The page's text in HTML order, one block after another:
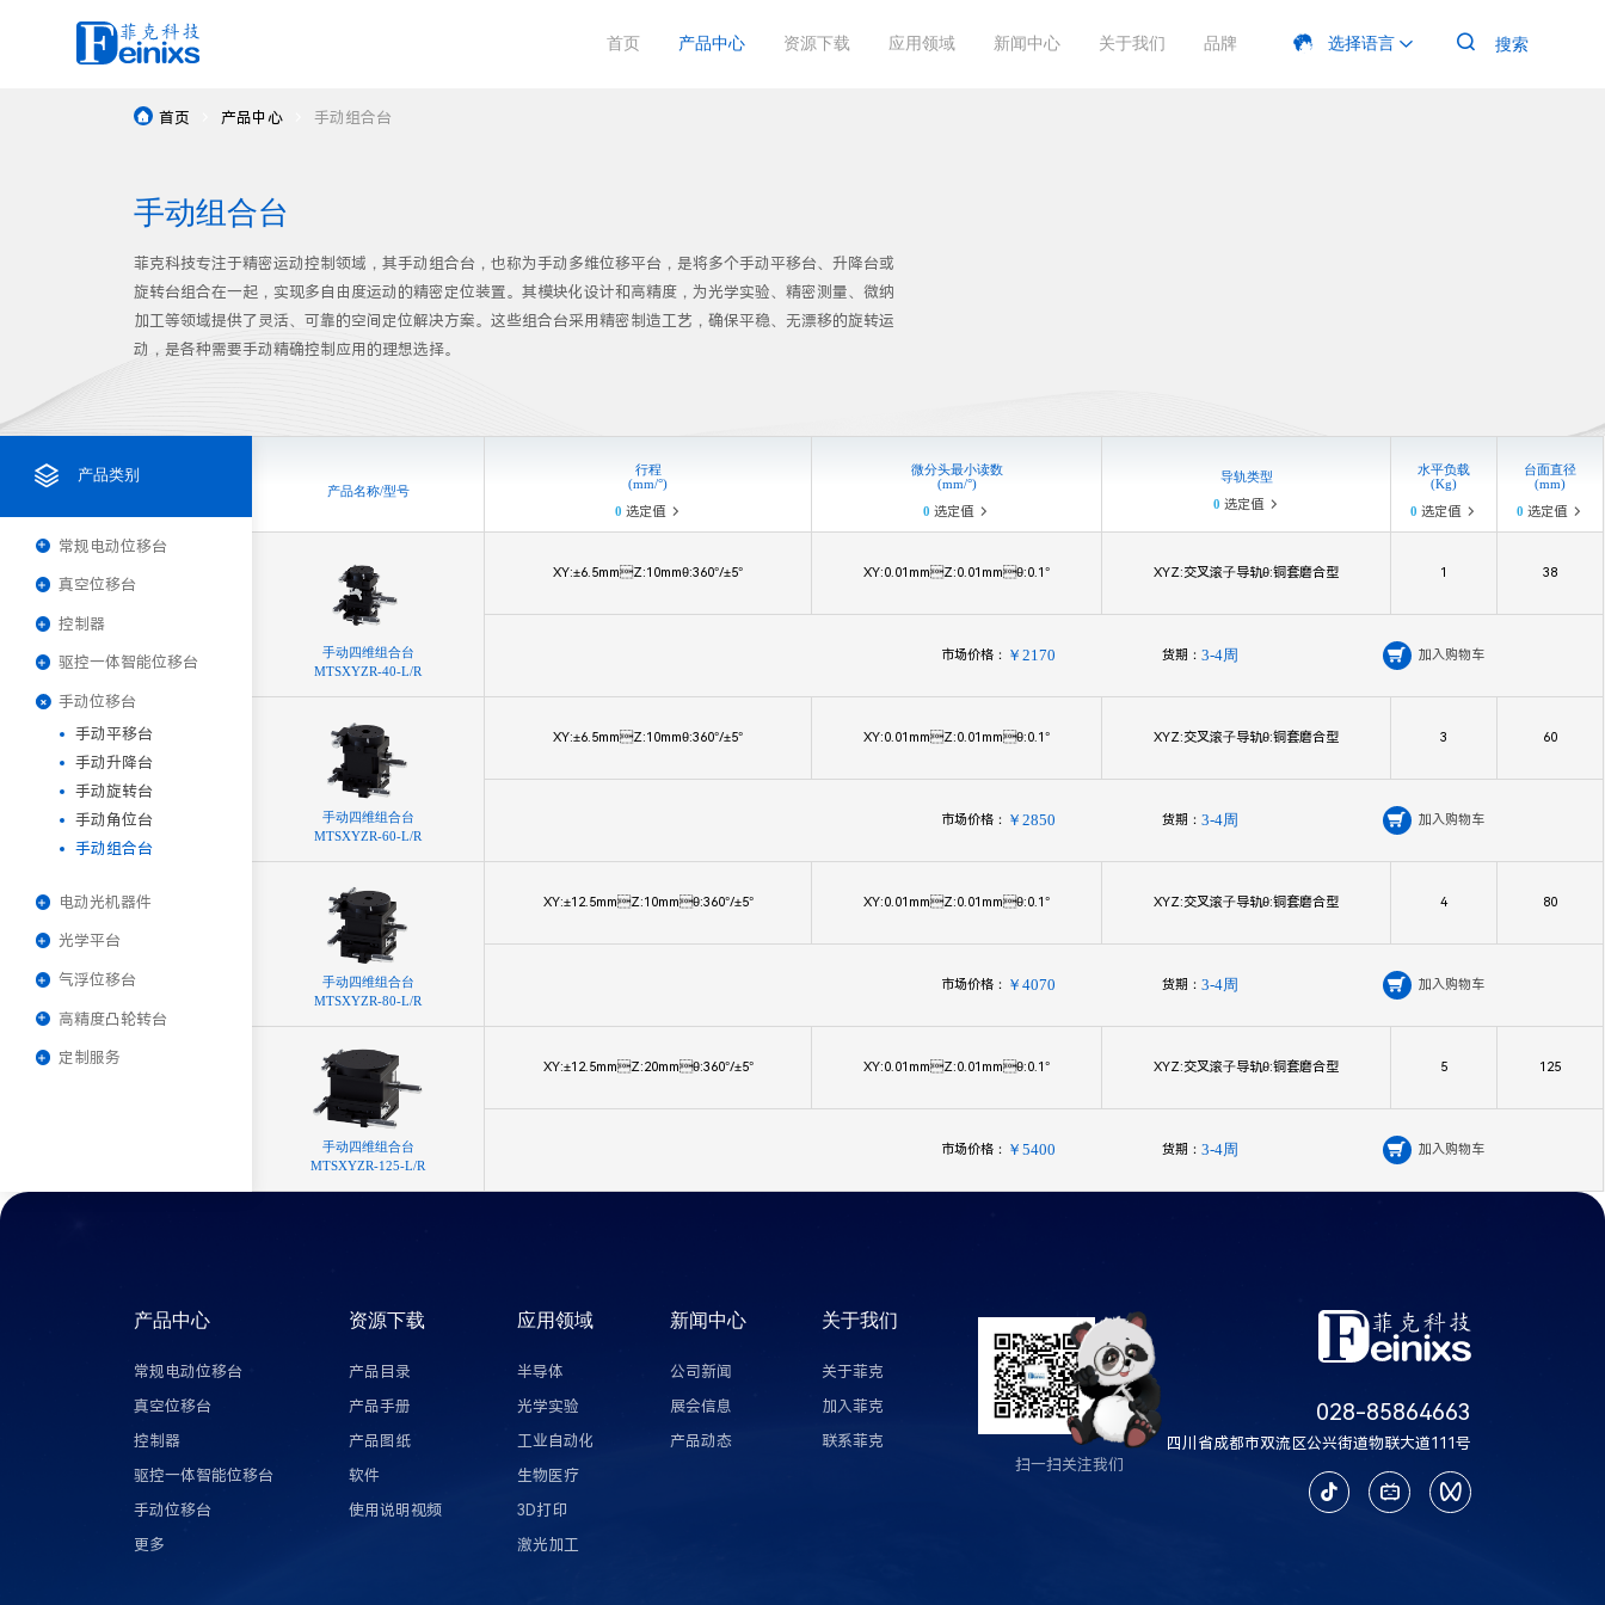
首页 产品中心
常规电动位移台
控制器
手动位移台
高精度凸轮转台
电动直驱旋转台
电动二维扫描台
资源下载
资源下载
应用领域
应用领域
新闻中心
新闻中心
关于我们
关于我们
品牌
品牌
选择语言   搜索
 首页 产品中心 手动组合台
手动组合台
菲克科技专注于精密运动控制领域，其手动组合台，也称为手动多维位移平台，是将多个手动平移台、升降台或
旋转台组合在一起，实现多自由度运动的精密定位装置。其模块化设计和高精度，为光学实验、精密测量、微纳
加工等领域提供了灵活、可靠的空间定位解决方案。这些组合台采用精密制造工艺，确保平稳、无漂移的旋转运
动，是各种需要手动精确控制应用的理想选择。
 产品类别
常规电动位移台
真空位移台
控制器
驱控一体智能位移台
手动位移台
手动平移台
手动升降台
手动旋转台
手动角位台
手动组合台
电动光机器件
光学平台
气浮位移台
高精度凸轮转台
定制服务
产品名称/型号
⾏程
(mm/°)
0 选定值 
微分头最⼩读数
(mm/°)
0 选定值 
导轨类型
0 选定值 
⽔平负载
(Kg)
0 选定值 
台⾯直径
(mm)
0 选定值 
⼿动四维组合台
MTSXYZR-40-L/R
XY:±6.5mmZ:10mmθ:360°/±5° XY:0.01mmZ:0.01mmθ:0.1° XYZ:交叉滚⼦导轨θ:铜套磨合型 1 38
市场价格： ￥2170 货期： 3-4周  加入购物车
⼿动四维组合台
MTSXYZR-60-L/R
XY:±6.5mmZ:10mmθ:360°/±5° XY:0.01mmZ:0.01mmθ:0.1° XYZ:交叉滚⼦导轨θ:铜套磨合型 3 60
市场价格： ￥2850 货期： 3-4周  加入购物车
⼿动四维组合台
MTSXYZR-80-L/R
XY:±12.5mmZ:10mmθ:360°/±5° XY:0.01mmZ:0.01mmθ:0.1° XYZ:交叉滚⼦导轨θ:铜套磨合型 4 80
市场价格： ￥4070 货期： 3-4周  加入购物车
⼿动四维组合台
MTSXYZR-125-L/R
XY:±12.5mmZ:20mmθ:360°/±5° XY:0.01mmZ:0.01mmθ:0.1° XYZ:交叉滚⼦导轨θ:铜套磨合型 5 125
市场价格： ￥5400 货期： 3-4周  加入购物车
产品中心
常规电动位移台
真空位移台
控制器
驱控一体智能位移台
手动位移台
更多
资源下载
产品目录
产品手册
产品图纸
软件
使用说明视频
应用领域
半导体
光学实验
工业自动化
生物医疗
3D打印
激光加工
新闻中心
公司新闻
展会信息
产品动态
关于我们
关于菲克
加入菲克
联系菲克
扫一扫关注我们
028-85864663
四川省成都市双流区公兴街道物联大道111号
  